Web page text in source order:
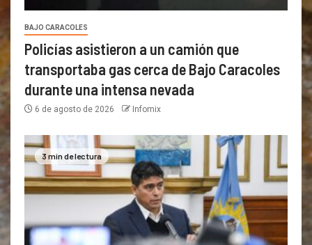
BAJO CARACOLES
Policías asistieron a un camión que
transportaba gas cerca de Bajo Caracoles
durante una intensa nevada
6 de agosto de 2026 Infomix
3 min de lectura